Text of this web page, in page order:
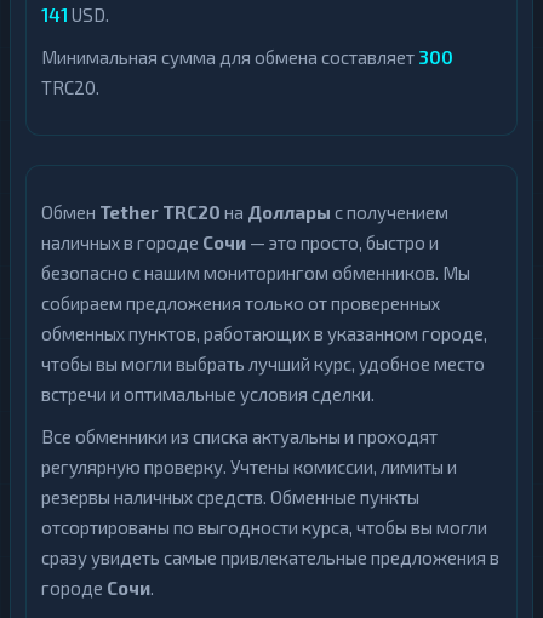
141 USD.
Минимальная сумма для обмена составляет 300
TRC20.
Обмен Tether TRC20 на Доллары с получением
наличных в городе Сочи — это просто, быстро и
безопасно с нашим мониторингом обменников. Мы
собираем предложения только от проверенных
обменных пунктов, работающих в указанном городе,
чтобы вы могли выбрать лучший курс, удобное место
встречи и оптимальные условия сделки.
Все обменники из списка актуальны и проходят
регулярную проверку. Учтены комиссии, лимиты и
резервы наличных средств. Обменные пункты
отсортированы по выгодности курса, чтобы вы могли
сразу увидеть самые привлекательные предложения в
городе Сочи.